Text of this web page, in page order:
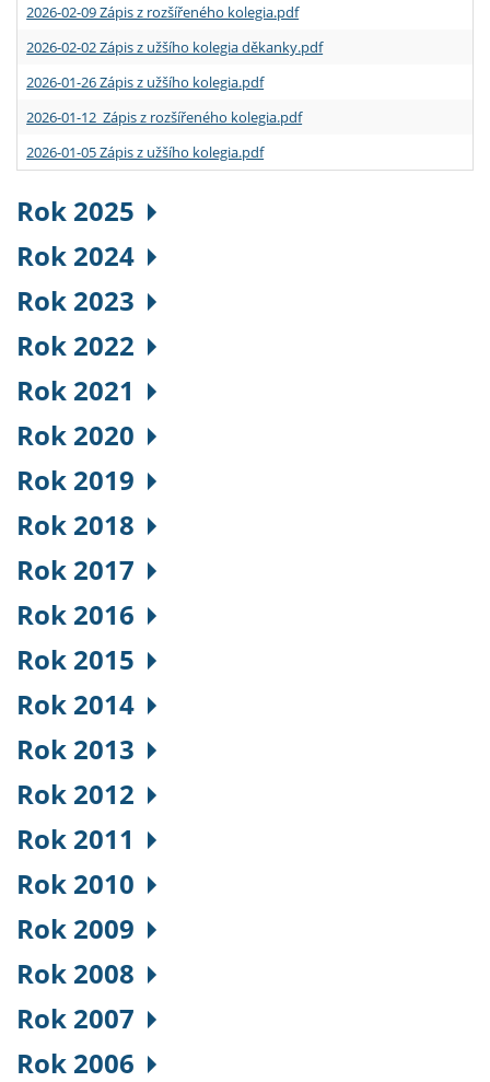
2026-02-09 Zápis z rozšířeného kolegia.pdf
2026-02-02 Zápis z užšího kolegia děkanky.pdf
2026-01-26 Zápis z užšího kolegia.pdf
2026-01-12 Zápis z rozšířeného kolegia.pdf
2026-01-05 Zápis z užšího kolegia.pdf
Rok 2025
Rok 2024
Rok 2023
Rok 2022
Rok 2021
Rok 2020
Rok 2019
Rok 2018
Rok 2017
Rok 2016
Rok 2015
Rok 2014
Rok 2013
Rok 2012
Rok 2011
Rok 2010
Rok 2009
Rok 2008
Rok 2007
Rok 2006